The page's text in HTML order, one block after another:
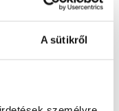
A sütikről